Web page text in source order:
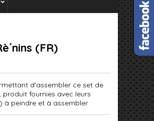
(FR)
d'assembler ce set de
fournies avec leurs
à peindre et à assembler